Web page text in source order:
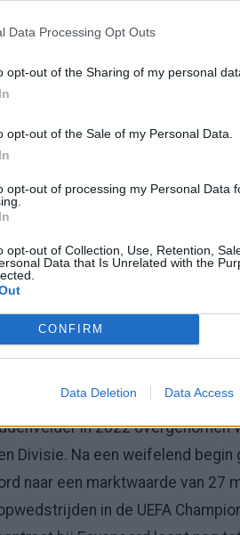
Data Processing Opt Outs
opt-out of the Sharing of my personal
opt-out of the Sale of my Personal Data.
opt-out of processing my Personal Data
opt-out of Collection, Use, Retention,
Data that Is Unrelated with the
CONFIRM
Data Deletion Data Access
euro overgenomen van SC
genomen naar boven.
voor veel interesse vanuit het
seizoen in de Eredivisie en zijn
met André Ramalho het
met een blessure,
de formatie van Peter Bosz. De
OGC Nice en zou nu een
broertjes uit Rotterdam. Voor
in 2022 overgenomen
Divisie. Na een weifelend
naar een marktwaarde van 27
in de UEFA